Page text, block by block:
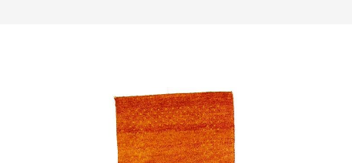
Lori Baseri 210 x 152
3.415,00€